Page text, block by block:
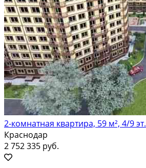
2-комнатная квартира, 59 м², 4/9 эт.
Краснодар
2 752 335 руб.